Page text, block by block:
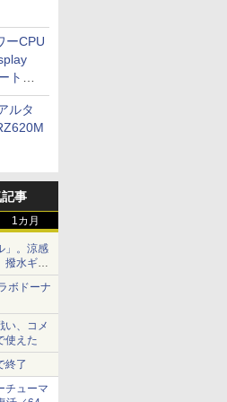
ーCPU
トッ
ルタ
事
1カ月
」。涼感
撥水ギア
ボドーナ
い、コメ
使えた
終了
チューマ